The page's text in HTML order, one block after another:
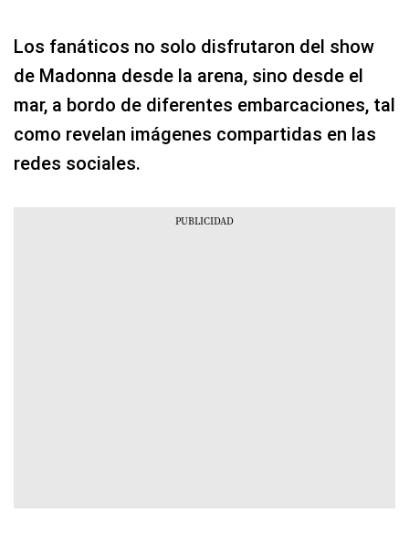
Los fanáticos no solo disfrutaron del show
de Madonna desde la arena, sino desde el
mar, a bordo de diferentes embarcaciones, tal
como revelan imágenes compartidas en las
redes sociales.